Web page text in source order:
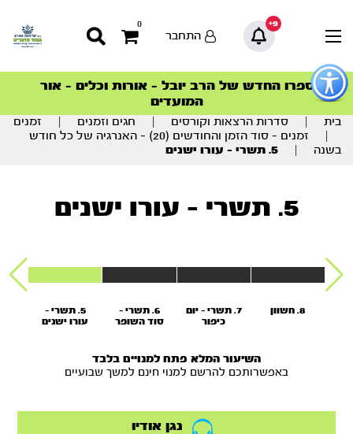
כפתור
לפתיחת
תפריט
9+
0
התחבר
סדרות הפודקאסטים
הסדרה המובילה החודש – דרך המלך
ספרו החדש של הרב יובל – אורות וכלים – אור
המועדים
הצטרפו למהפכת הבריאות הטבעית >
סדרות הפודקאסטים
הסדרה המובילה החודש – דרך המלך
תוכן
מרכזי
בית סדרות הרצאות וקורסים חגים וזמנים
זמנים
זמנים – סוד הזמן והחודשים (20) – האנרגיה של כל חודש
בשנה
5. תשרי – עורו ישנים
5. תשרי - עורו ישנים
8. חשוון
7. תשרי - יום
כיפור
6. תשרי -
סוד השופר
5. תשרי -
עורו ישנים
השיעור המלא פתח למנויים בלבד
באפשרותכם להרשם למנוי חינם למשך שבועיים
נגן אודיו